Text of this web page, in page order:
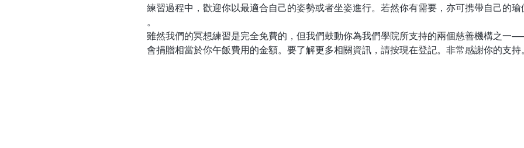
練習過程中，歡迎你以最適合自己的姿勢或者坐姿進行。若然你有需要，亦可携帶自己的瑜
。
雖然我們的冥想練習是完全免費的，但我們鼓動你為我們學院所支持的兩個慈善機構之一
會捐贈相當於你午飯費用的金額。要了解更多相關資訊，請按現在登記。非常感謝你的支